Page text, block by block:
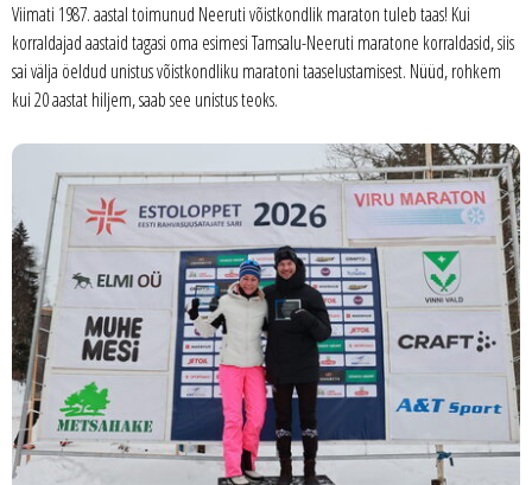
Viimati 1987. aastal toimunud Neeruti võistkondlik maraton tuleb taas! Kui
korraldajad aastaid tagasi oma esimesi Tamsalu-Neeruti maratone korraldasid, siis
sai välja öeldud unistus võistkondliku maratoni taaselustamisest. Nüüd, rohkem
kui 20 aastat hiljem, saab see unistus teoks.